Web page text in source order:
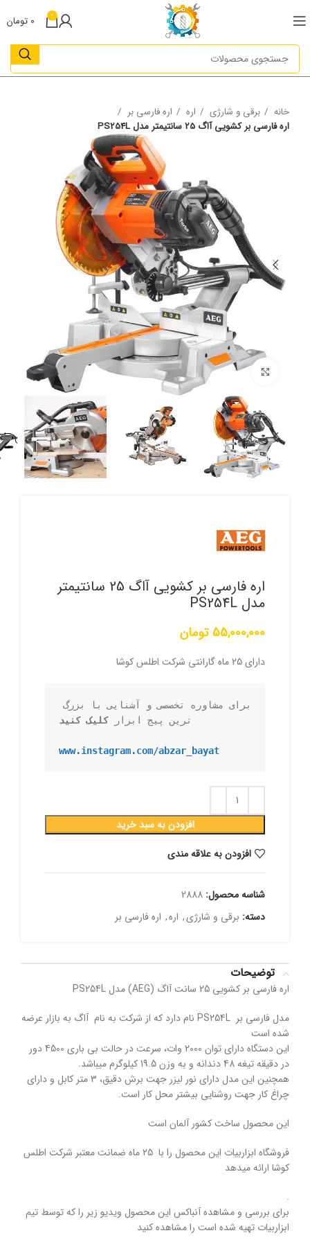
0
0 تومان
خانه برقی و شارژی اره
اره فارسی بر
اره فارسی بر کشویی آاگ 25 سانتیمتر مدل PS254L
برای بزرگنمایی کلیک کنید
اره فارسی بر کشویی آاگ 25 سانتیمتر
مدل PS254L
55,000,000 تومان
دارای 25 ماه گارانتی شرکت اطلس کوشا
ترین پیج ابزار کلیک کنید
www.instagram.com/abzar_bayat
افزودن به سبد خرید
افزودن به علاقه مندی
شناسه محصول: 2888
دسته: برقی و شارژی, اره, اره فارسی بر
توضیحات
اره فارسی بر کشویی 25 سانت آاگ (AEG) مدل PS254L
مدل فارسی بر PS254L نام دارد که از شرکت به نام آاگ به بازار عرضه
شده است
این دستگاه دارای توان 2000 وات، سرعت در حالت بی باری 4500 دور
در دقیقه تیغه 48 دندانه و به وزن 19.5 کیلوگرم میباشد.
همچنین این مدل دارای نور لیزر جهت برش دقیق، 3 متر کابل و دارای
چراغ کار جهت روشنایی بیشتر محل کار است.
این محصول ساخت کشور آلمان است
فروشگاه ابزاربیات این محصول را با 25 ماه ضمانت معتبر شرکت اطلس
کوشا ارائه میدهد
.
برای بررسی و مشاهده آنباکس این محصول ویدیو زیر را که توسط تیم
ابزاربیات تهیه شده است را مشاهده کنید